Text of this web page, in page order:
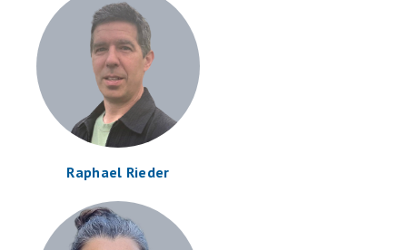
Raphael Rieder